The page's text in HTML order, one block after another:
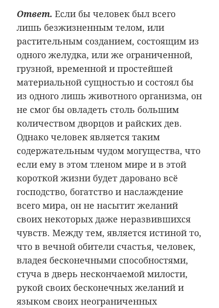
Ответ. Если бы человек был всего
лишь безжизненным телом, или
растительным созданием, состоящим из
одного желудка, или же ограниченной,
грузной, временной и простейшей
материальной сущностью и состоял бы
из одного лишь животного организма, он
не смог бы овладеть столь большим
количеством дворцов и райских дев.
Однако человек является таким
содержательным чудом могущества, что
если ему в этом тленом мире и в этой
короткой жизни будет даровано всё
господство, богатство и наслаждение
всего мира, он не насытит желаний
своих некоторых даже неразвившихся
чувств. Между тем, является истиной то,
что в вечной обители счастья, человек,
владея бесконечными способностями,
стуча в дверь нескончаемой милости,
рукой своих бесконечных желаний и
языком своих неограниченных